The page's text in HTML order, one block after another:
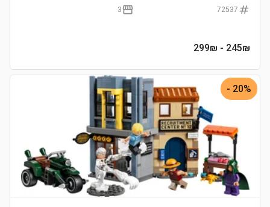
72537
3
245₪
- 299₪
20% -